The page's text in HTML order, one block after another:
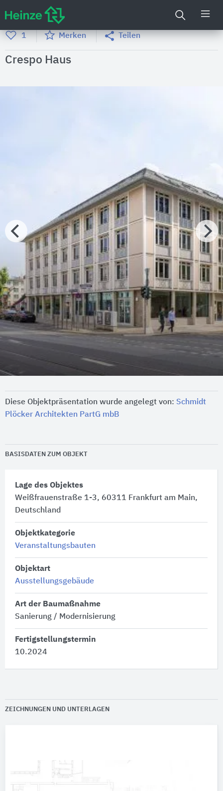
1 Merken Teilen
Crespo Haus
Diese Objektpräsentation wurde angelegt von: Schmidt
Plöcker Architekten PartG mbB
BASISDATEN ZUM OBJEKT
Lage des Objektes
Weißfrauenstraße 1-3, 60311 Frankfurt am Main,
Deutschland
Objektkategorie
Veranstaltungsbauten
Objektart
Ausstellungsgebäude
Art der Baumaßnahme
Sanierung / Modernisierung
Fertigstellungstermin
10.2024
ZEICHNUNGEN UND UNTERLAGEN